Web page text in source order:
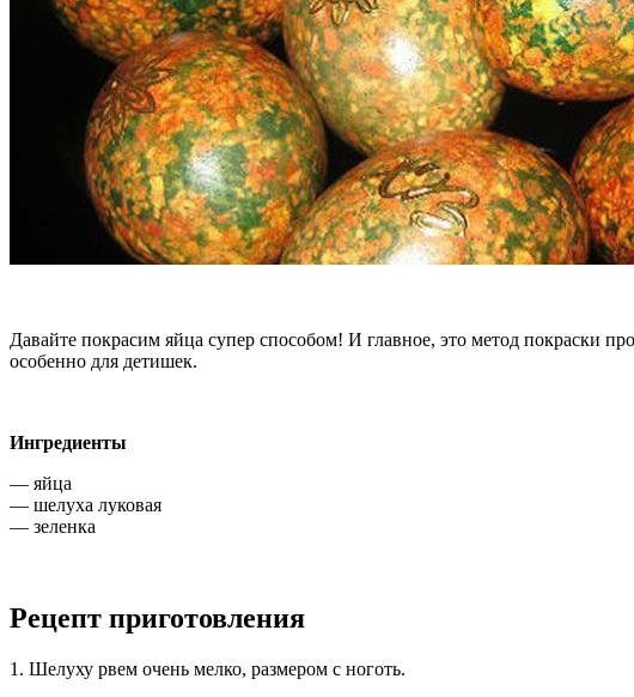
Давайте покрасим яйца супер способом! И главное, это метод покраски
особенно для детишек.
Ингредиенты
— яйца
— шелуха луковая
— зеленка
Рецепт приготовления
1. Шелуху рвем очень мелко, размером с ноготь.